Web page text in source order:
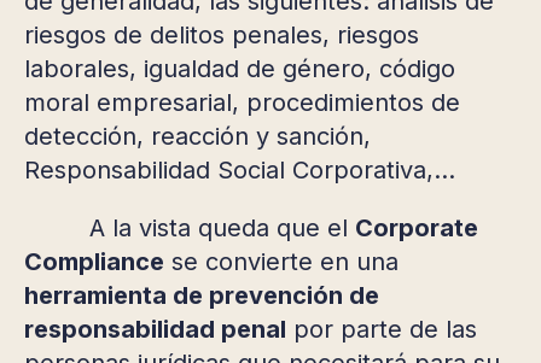
riesgos de delitos penales, riesgos
laborales, igualdad de género, código
moral empresarial, procedimientos de
detección, reacción y sanción,
Responsabilidad Social Corporativa,…
A la vista queda que el Corporate
Compliance se convierte en una
herramienta de prevención de
responsabilidad penal por parte de las